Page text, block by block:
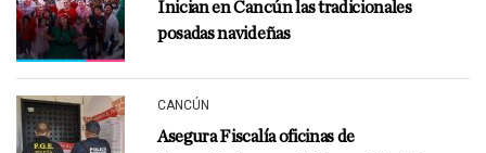
Inician en Cancún las tradicionales
posadas navideñas
CANCÚN
Asegura Fiscalía oficinas de